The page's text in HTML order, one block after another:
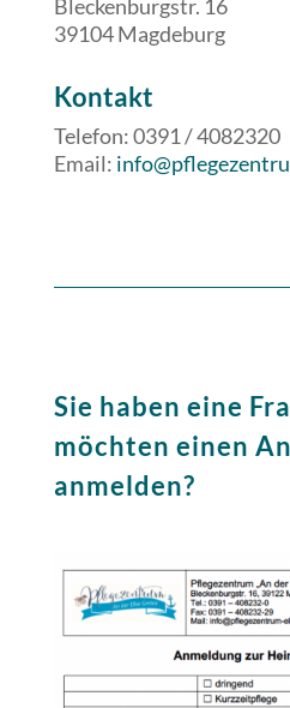
Bleckenburgstr. 16
39104 Magdeburg
​​Kontakt
Telefon: 0391 / 4082320
Email:
Sie haben eine
möchten einen
anmelden?